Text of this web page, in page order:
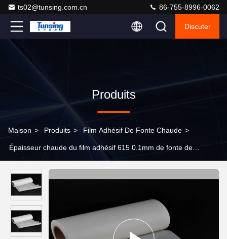
ts02@tunsing.com.cn 86-755-8996-0062
Discuter
Produits
Maison > Produits > Film Adhésif De Fonte Chaude >
Épaisseur chaude du film adhésif 615 0.1mm de fonte de